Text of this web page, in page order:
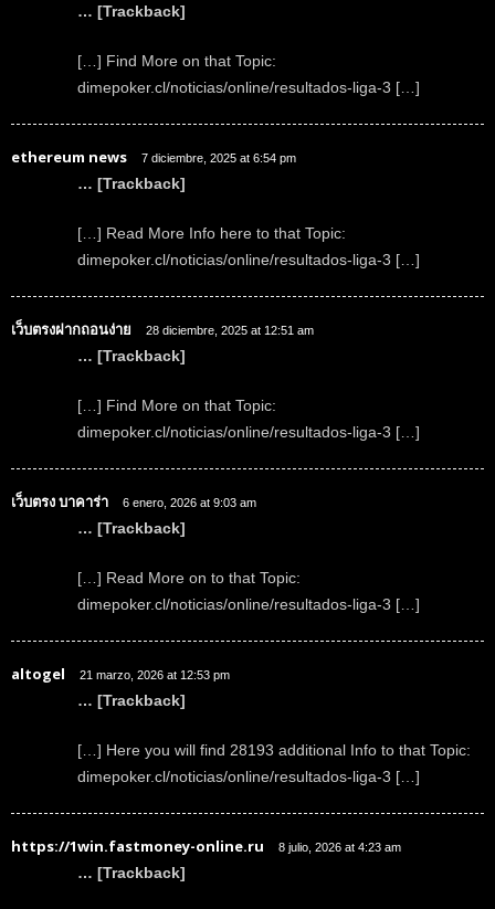
… [Trackback]
[…] Find More on that Topic:
dimepoker.cl/noticias/online/resultados-liga-3 […]
ethereum news 7 diciembre, 2025 at 6:54 pm
… [Trackback]
[…] Read More Info here to that Topic:
dimepoker.cl/noticias/online/resultados-liga-3 […]
เว็บตรงฝากถอนง่าย 28 diciembre, 2025 at 12:51 am
… [Trackback]
[…] Find More on that Topic:
dimepoker.cl/noticias/online/resultados-liga-3 […]
เว็บตรง บาคาร่า 6 enero, 2026 at 9:03 am
… [Trackback]
[…] Read More on to that Topic:
dimepoker.cl/noticias/online/resultados-liga-3 […]
altogel 21 marzo, 2026 at 12:53 pm
… [Trackback]
[…] Here you will find 28193 additional Info to that Topic:
dimepoker.cl/noticias/online/resultados-liga-3 […]
https://1win.fastmoney-online.ru 8 julio, 2026 at 4:23 am
… [Trackback]